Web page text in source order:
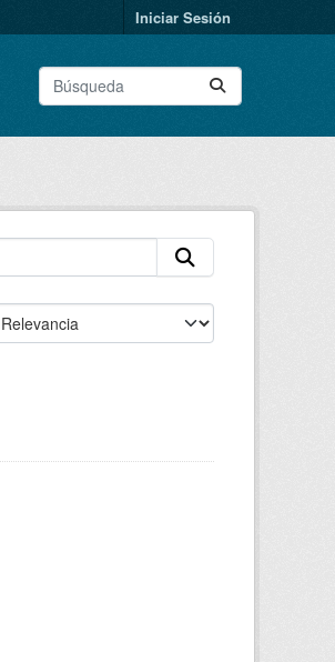
Iniciar Sesión